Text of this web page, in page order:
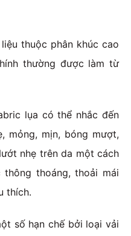
thuộc phân khúc cao
thường được làm từ
lụa có thể nhắc đến
mỏng, mịn, bóng mượt,
nhẹ trên da một cách
thoáng, thoải mái
thích.
số hạn chế bởi loại vải